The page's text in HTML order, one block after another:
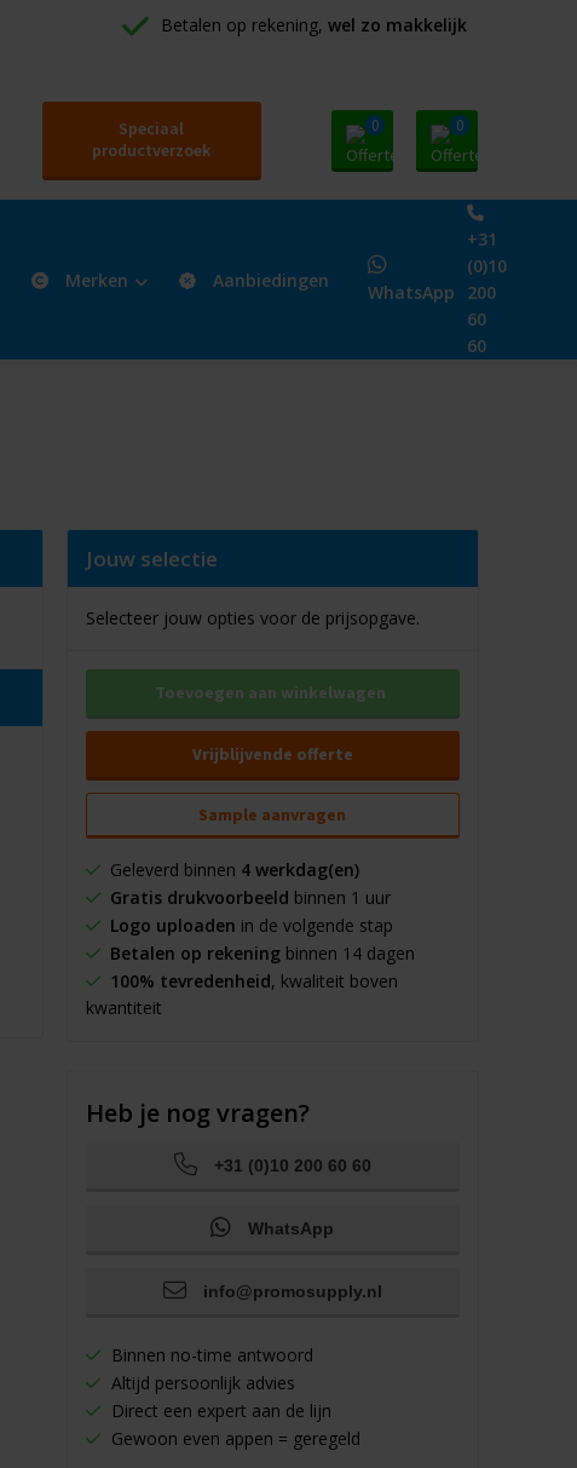
Betalen op rekening, wel zo makkelijk
Speciaal
productverzoek
0 0
Merken Aanbiedingen
WhatsApp
+31
(0)10
200
60
60
Jouw selectie
Selecteer jouw opties voor de prijsopgave.
Toevoegen aan winkelwagen
Vrijblijvende offerte
Sample aanvragen
Geleverd binnen 4 werkdag(en)
Gratis drukvoorbeeld binnen 1 uur
Logo uploaden in de volgende stap
Betalen op rekeningbinnen 14 dagen
100% tevredenheid, kwaliteit boven
kwantiteit
Heb je nog vragen?
+31 (0)10 200 60 60
WhatsApp
info@promosupply.nl
Binnen no-time antwoord
Altijd persoonlijk advies
Direct een expert aan de lijn
Gewoon even appen = geregeld